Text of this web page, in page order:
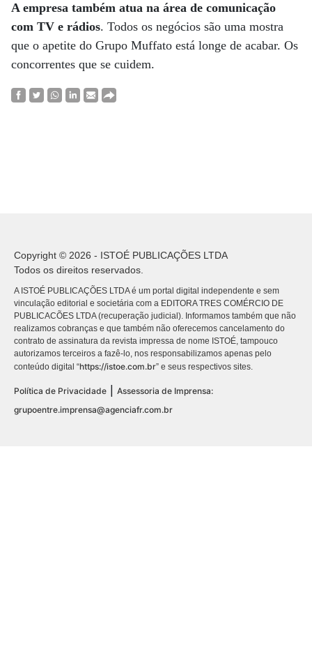
A empresa também atua na área de comunicação
com TV e rádios. Todos os negócios são uma mostra
que o apetite do Grupo Muffato está longe de acabar. Os
concorrentes que se cuidem.
Copyright © 2026 - ISTOÉ PUBLICAÇÕES LTDA
Todos os direitos reservados.
A ISTOÉ PUBLICAÇÕES LTDA é um portal digital independente e sem
vinculação editorial e societária com a EDITORA TRES COMÉRCIO DE
PUBLICACÕES LTDA (recuperação judicial). Informamos também que não
realizamos cobranças e que também não oferecemos cancelamento do
contrato de assinatura da revista impressa de nome ISTOÉ, tampouco
autorizamos terceiros a fazê-lo, nos responsabilizamos apenas pelo
conteúdo digital “https://istoe.com.br” e seus respectivos sites.
Política de Privacidade
Assessoria de Imprensa:
grupoentre.imprensa@agenciafr.com.br